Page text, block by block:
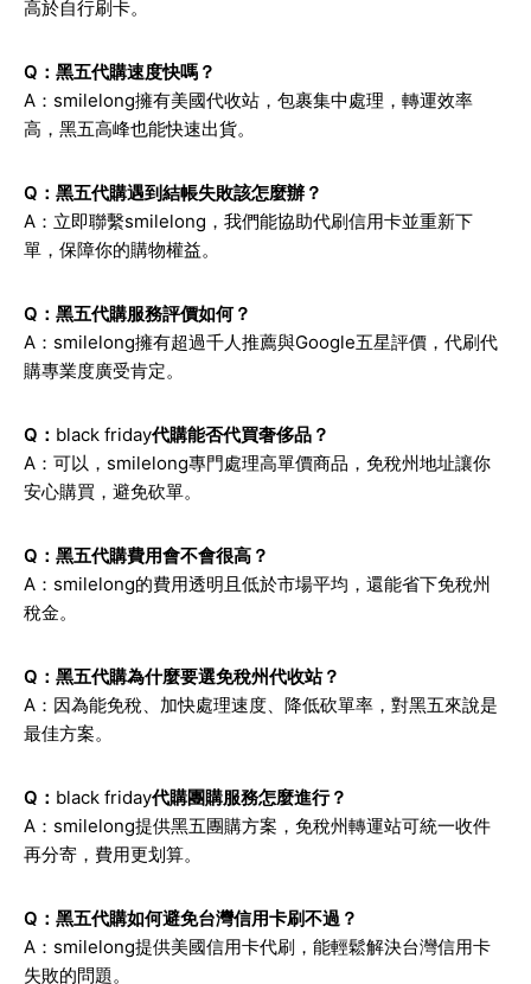
高於自行刷卡。
Q：黑五代購速度快嗎？
A：smilelong擁有美國代收站，包裹集中處理，轉運效率
高，黑五高峰也能快速出貨。
Q：黑五代購遇到結帳失敗該怎麼辦？
A：立即聯繫smilelong，我們能協助代刷信用卡並重新下
單，保障你的購物權益。
Q：黑五代購服務評價如何？
A：smilelong擁有超過千人推薦與Google五星評價，代刷代
購專業度廣受肯定。
Q： black friday代購能否代買奢侈品？
A：可以，smilelong專門處理高單價商品，免稅州地址讓你
安心購買，避免砍單。
Q：黑五代購費用會不會很高？
A：smilelong的費用透明且低於市場平均，還能省下免稅州
稅金。
Q：黑五代購為什麼要選免稅州代收站？
A：因為能免稅、加快處理速度、降低砍單率，對黑五來說是
最佳方案。
Q： black friday代購團購服務怎麼進行？
A：smilelong提供黑五團購方案，免稅州轉運站可統一收件
再分寄，費用更划算。
Q：黑五代購如何避免台灣信用卡刷不過？
A：smilelong提供美國信用卡代刷，能輕鬆解決台灣信用卡
失敗的問題。